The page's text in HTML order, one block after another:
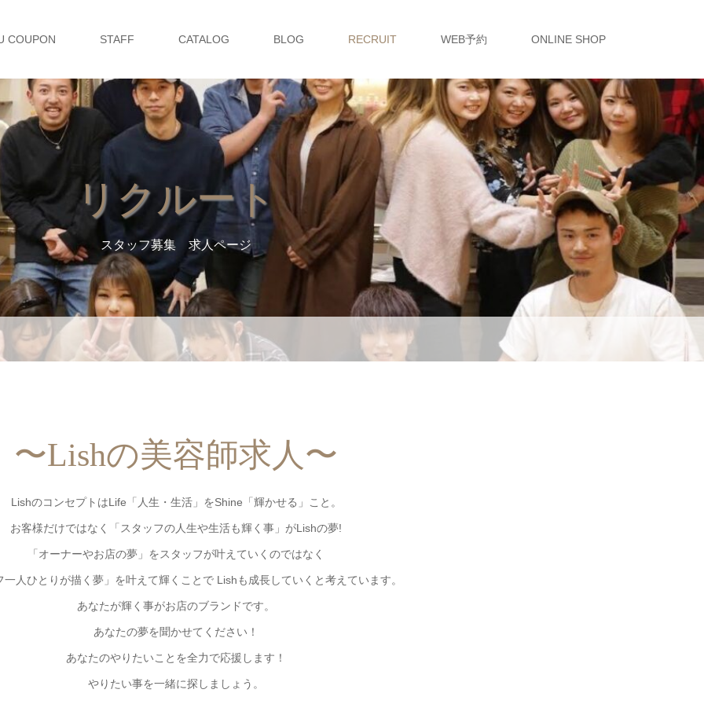
COUPON STAFF CATALOG BLOG RECRUIT WEB予約 ONLINE SHOP
リクルート
スタッフ募集 求人ページ
〜Lishの美容師求人〜
LishのコンセプトはLife「人生・生活」をShine「輝かせる」こと。
お客様だけではなく「スタッフの人生や生活も輝く事」がLishの夢!
「オーナーやお店の夢」をスタッフが叶えていくのではなく
一人ひとりが描く夢」を叶えて輝くことで Lishも成長していくと考えています。
あなたが輝く事がお店のブランドです。
あなたの夢を聞かせてください！
あなたのやりたいことを全力で応援します！
やりたい事を一緒に探しましょう。